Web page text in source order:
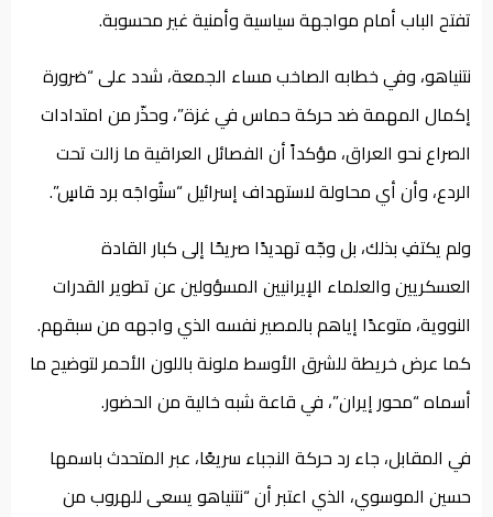
تفتح الباب أمام مواجهة سياسية وأمنية غير محسوبة.
نتنياهو، وفي خطابه الصاخب مساء الجمعة، شدد على “ضرورة
إكمال المهمة ضد حركة حماس في غزة”، وحذّر من امتدادات
الصراع نحو العراق، مؤكداً أن الفصائل العراقية ما زالت تحت
الردع، وأن أي محاولة لاستهداف إسرائيل “ستُواجَه برد قاسٍ”.
ولم يكتفِ بذلك، بل وجّه تهديدًا صريحًا إلى كبار القادة
العسكريين والعلماء الإيرانيين المسؤولين عن تطوير القدرات
النووية، متوعدًا إياهم بالمصير نفسه الذي واجهه من سبقهم.
كما عرض خريطة للشرق الأوسط ملونة باللون الأحمر لتوضيح ما
أسماه “محور إيران”، في قاعة شبه خالية من الحضور.
في المقابل، جاء رد حركة النجباء سريعًا، عبر المتحدث باسمها
حسين الموسوي، الذي اعتبر أن “نتنياهو يسعى للهروب من